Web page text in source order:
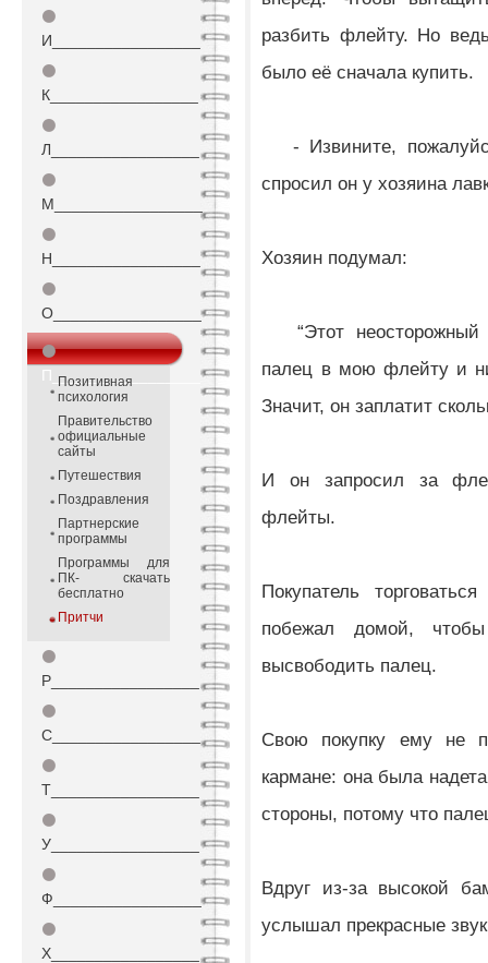
⚫
И_________________
⚫
К_________________
⚫
Л_________________
⚫
М_________________
⚫
Н_________________
⚫
О_________________
⚫
П_________________
Позитивная
психология
Правительство
официальные
сайты
Путешествия
Поздравления
Партнерские
программы
Программы для
ПК- скачать
бесплатно
Притчи
⚫
Р_________________
⚫
С_________________
⚫
Т_________________
⚫
У_________________
⚫
Ф_________________
⚫
Х_________________
разбить флейту. Но
было её сначала купить.
- Извините,
спросил он у хозяина
Хозяин подумал:
“Этот неосторожный
палец в мою флейту и
Значит, он заплатит
И он запросил за
флейты.
Покупатель
побежал домой,
высвободить палец.
Свою покупку ему не
кармане: она была
стороны, потому что
Вдруг из-за высокой
услышал прекрасные